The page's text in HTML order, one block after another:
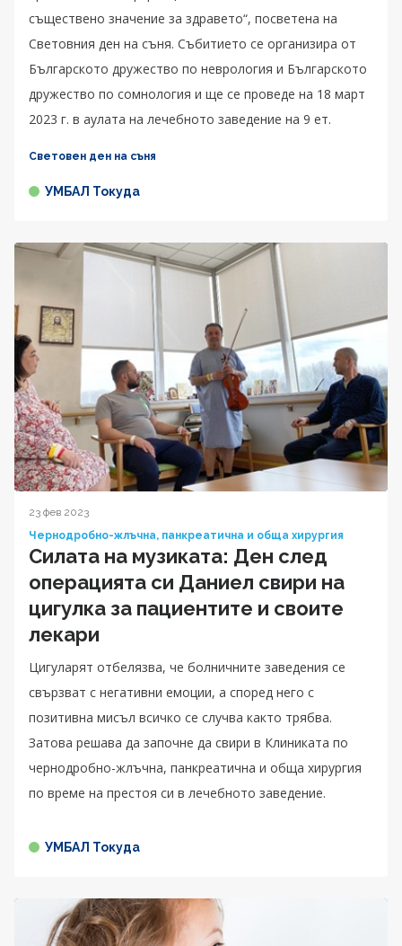
съществено значение за здравето“, посветена на
Световния ден на съня. Събитието се организира от
Българското дружество по неврология и Българското
дружество по сомнология и ще се проведе на 18 март
2023 г. в аулата на лечебното заведение на 9 ет.
Световен ден на съня
УМБАЛ Токуда
23 фев 2023
Чернодробно-жлъчна, панкреатична и обща хирургия
Силата на музиката: Ден след
операцията си Даниел свири на
цигулка за пациентите и своите
лекари
Цигуларят отбелязва, че болничните заведения се
свързват с негативни емоции, а според него с
позитивна мисъл всичко се случва както трябва.
Затова решава да започне да свири в Клиниката по
чернодробно-жлъчна, панкреатична и обща хирургия
по време на престоя си в лечебното заведение.
УМБАЛ Токуда